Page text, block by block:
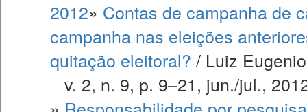
2012» Contas de campanha de
campanha nas eleições
quitação eleitoral? / Luiz
v. 2, n. 9, p. 9–21, jun./jul.,